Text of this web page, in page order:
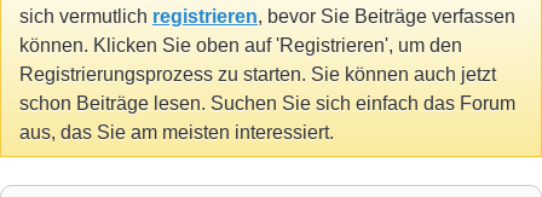
sich vermutlich registrieren, bevor Sie Beiträge verfassen
können. Klicken Sie oben auf 'Registrieren', um den
Registrierungsprozess zu starten. Sie können auch jetzt
schon Beiträge lesen. Suchen Sie sich einfach das Forum
aus, das Sie am meisten interessiert.